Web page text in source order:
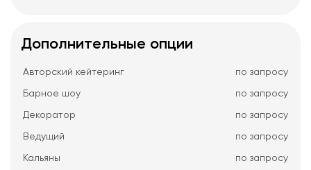
Дополнительные опции
Авторский кейтеринг по запросу
Барное шоу по запросу
Декоратор по запросу
Ведущий по запросу
Кальяны по запросу